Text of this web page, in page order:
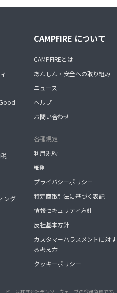
ング
CAMPFIRE について
CAMPFIREとは
あんしん・安全への取り組み
ニュース
ヘルプ
お問い合わせ
各種規定
利用規約
細則
プライバシーポリシー
特定商取引法に基づく表記
情報セキュリティ方針
反社基本方針
カスタマーハラスメントに対す
る考え方
クッキーポリシー
ード」は株式会社デンソーウェーブの登録商標です。